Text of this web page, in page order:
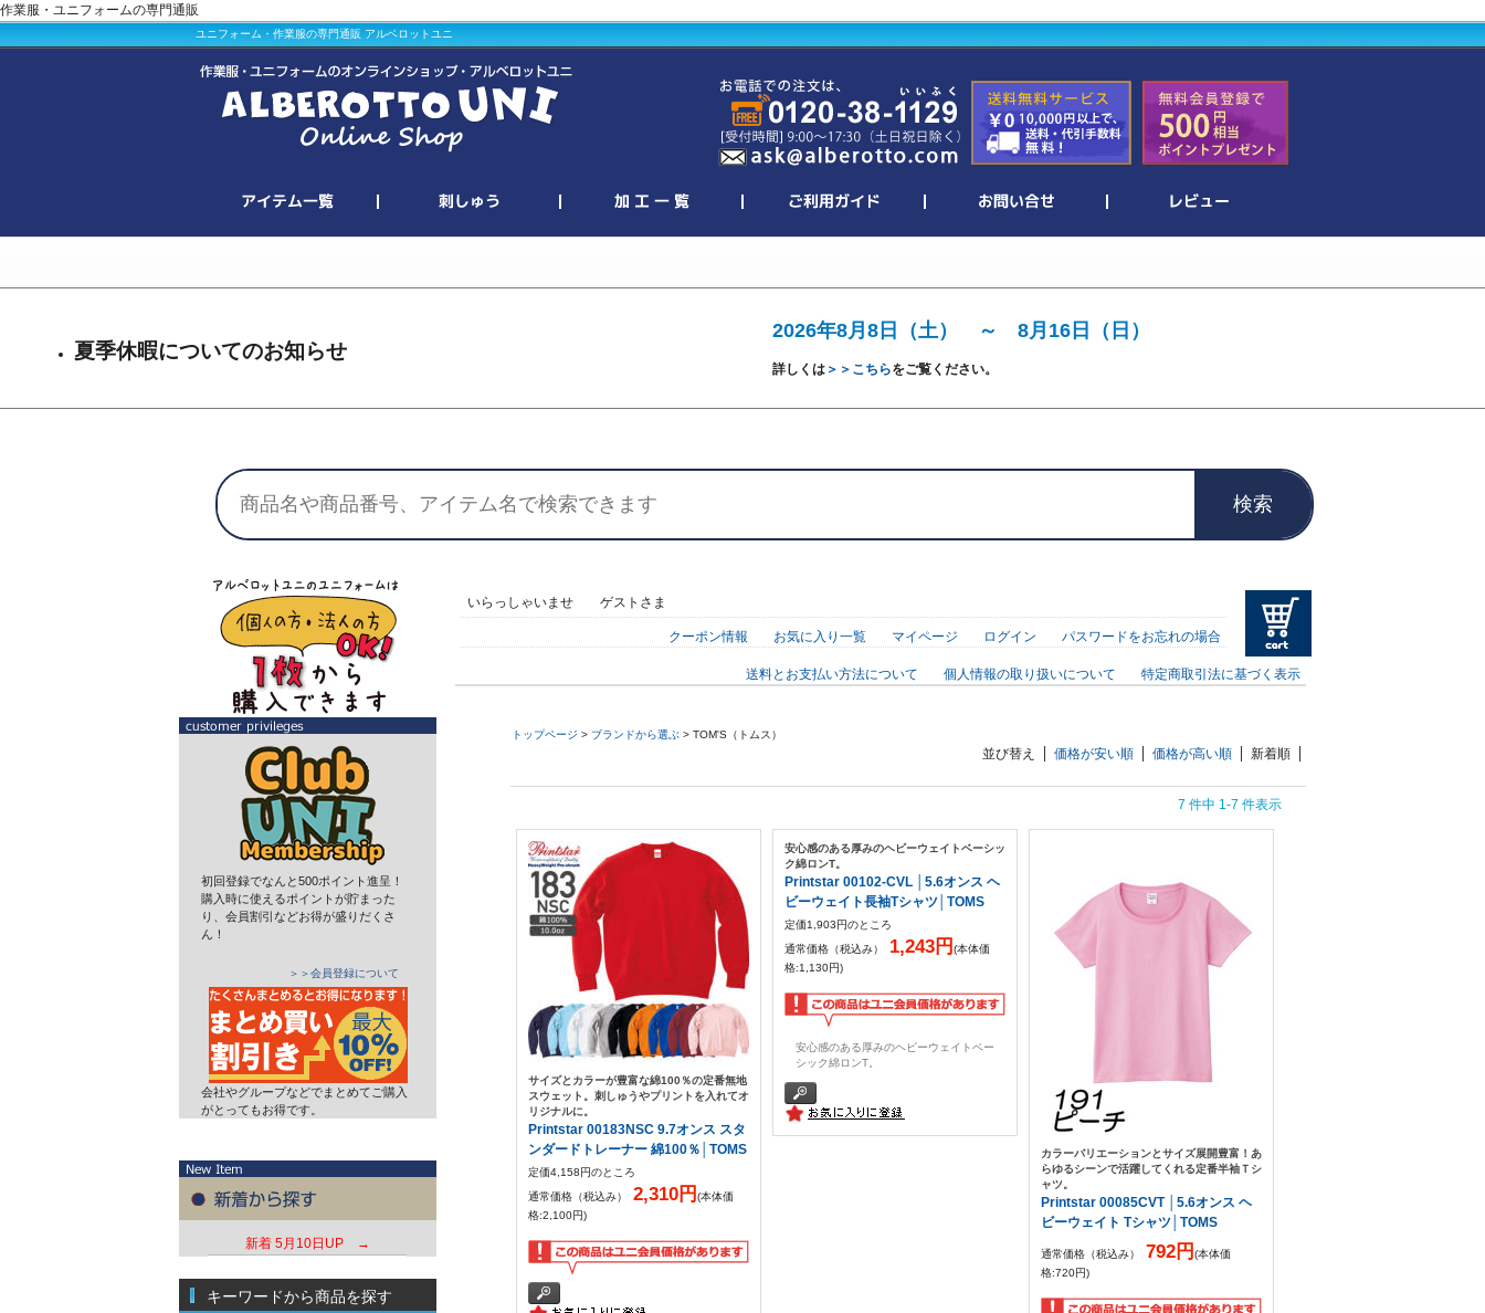
作業服・ユニフォームの専門通販
ユニフォーム・作業服の専門通販 アルベロットユニ
夏季休暇についてのお知らせ
2026年8月8日（土） ～ 8月16日（日）
詳しくは＞＞こちらをご覧ください。
検索
初回登録でなんと500ポイント進呈！
購入時に使えるポイントが貯まった
り、会員割引などお得が盛りだくさ
ん！
＞＞会員登録について
会社やグループなどでまとめてご購入
がとってもお得です。
新着 5月10日UP →
キーワードから商品を探す
いらっしゃいませ ゲストさま
クーポン情報 お気に入り一覧 マイページ ログイン パスワードをお忘れの場合
送料とお支払い方法について 個人情報の取り扱いについて 特定商取引法に基づく表示
トップページ > ブランドから選ぶ > TOM'S（トムス）
並び替え 価格が安い順 価格が高い順 新着順
7 件中 1-7 件表示
サイズとカラーが豊富な綿100％の定番無地
スウェット。刺しゅうやプリントを入れてオ
リジナルに。
Printstar 00183NSC 9.7オンス スタ
ンダードトレーナー 綿100％│TOMS
定価4,158円のところ
通常価格（税込み）
2,310円(本体価
格:2,100円)
安心感のある厚みのヘビーウェイトベーシッ
ク綿ロンT。
Printstar 00102-CVL │5.6オンス ヘ
ビーウェイト長袖Tシャツ│TOMS
定価1,903円のところ
通常価格（税込み）
1,243円(本体価
格:1,130円)
安心感のある厚みのヘビーウェイトベー
シック綿ロンT。
カラーバリエーションとサイズ展開豊富！あ
らゆるシーンで活躍してくれる定番半袖Ｔシ
ャツ。
Printstar 00085CVT │5.6オンス ヘ
ビーウェイト Tシャツ│TOMS
通常価格（税込み） 792円(本体価
格:720円)